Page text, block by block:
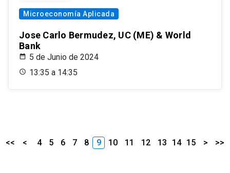
Microeconomía Aplicada
Jose Carlo Bermudez, UC (ME) & World
Bank
5 de Junio de 2024
13:35 a 14:35
<< < 4 5 6 7 8 9 10 11 12 13 14 15 > >>